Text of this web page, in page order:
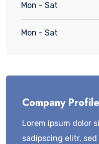
Mon - Sat
Mon - Sat
Company Profile
Lorem ipsum dolor
sadipscing elitr,